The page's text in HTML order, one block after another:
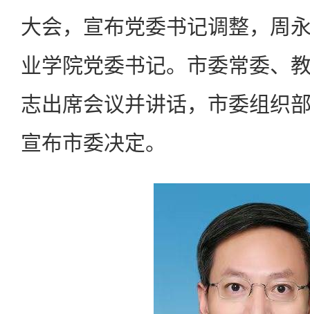
大会，宣布党委书记调整，周
业学院党委书记。市委常委、
志出席会议并讲话，市委组织
宣布市委决定。